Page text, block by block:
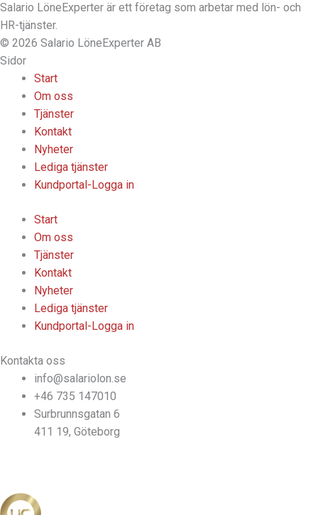
Salario LöneExperter är ett företag som arbetar med lön- och
HR-tjänster.
© 2026 Salario LöneExperter AB
Sidor
Start
Om oss
Tjänster
Kontakt
Nyheter
Lediga tjänster
Kundportal-Logga in
Start
Om oss
Tjänster
Kontakt
Nyheter
Lediga tjänster
Kundportal-Logga in
Kontakta oss
info@salariolon.se
+46 735 147010
Surbrunnsgatan 6
411 19, Göteborg